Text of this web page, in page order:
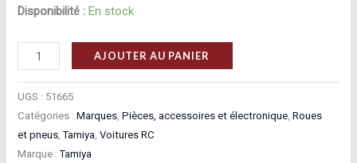
Disponibilité : En stock
quantité
de
Tamiya
Jantes
noires
11
AJOUTER AU PANIER
UGS : 51665
Catégories :Marques,Pièces, accessoires et électronique,Roues
et pneus,Tamiya,Voitures RC
Marque :Tamiya